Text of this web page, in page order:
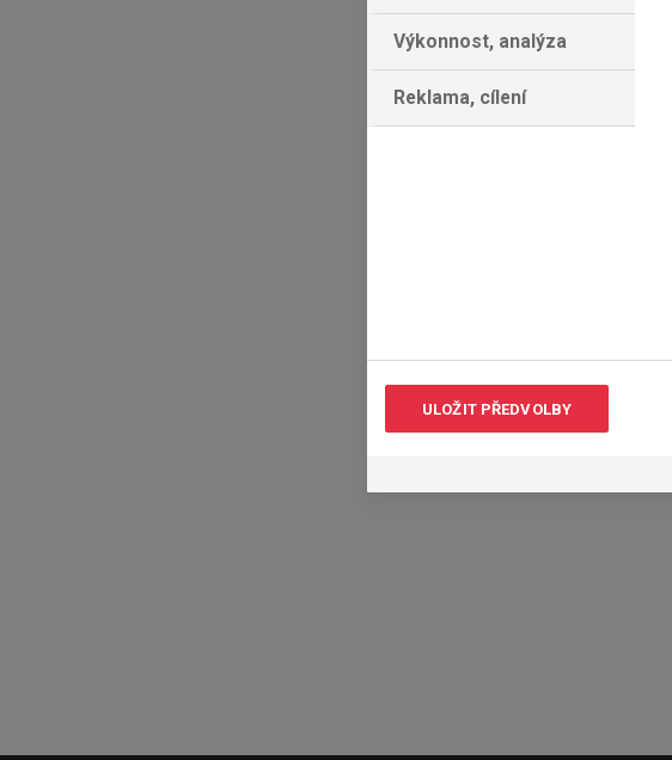
Výkonnost, analýza
Reklama, cílení
ULOŽIT PŘEDVOLBY